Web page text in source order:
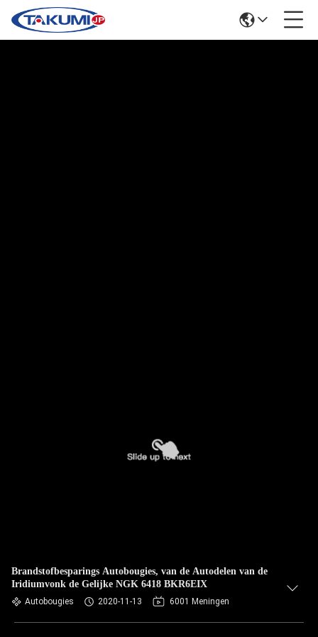
Brandstofbesparings Autobougies, van de Autodelen van de
Iridiumvonk de Gelijke NGK 6418 BKR6EIX
Autobougies 2020-11-13 6001 Meningen